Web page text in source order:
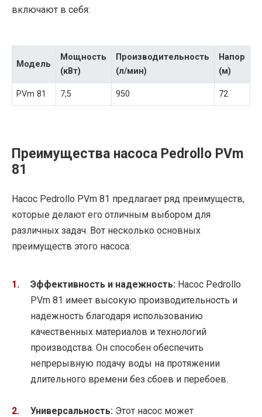
включают в себя:
Модель
Мощность
(кВт)
Производительность
(л/мин)
Напор
(м)
PVm 81 7,5 950 72
Преимущества насоса Pedrollo PVm
81
Насос Pedrollo PVm 81 предлагает ряд преимуществ,
которые делают его отличным выбором для
различных задач. Вот несколько основных
преимуществ этого насоса:
Эффективность и надежность: Насос Pedrollo
PVm 81 имеет высокую производительность и
надежность благодаря использованию
качественных материалов и технологий
производства. Он способен обеспечить
непрерывную подачу воды на протяжении
длительного времени без сбоев и перебоев.
Универсальность: Этот насос может